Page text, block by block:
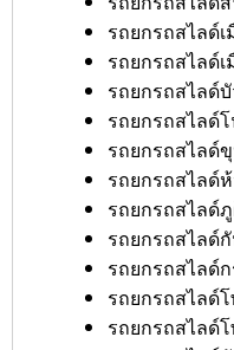
รถยกรถสไลด์
รถยกรถสไลด์เ
รถยกรถสไลด์
รถยกรถสไลด์
รถยกรถสไลด์
รถยกรถสไลด์
รถยกรถสไลด์
รถยกรถสไลด์
รถยกรถสไลด์
รถยกรถสไลด์
รถยกรถสไลด์